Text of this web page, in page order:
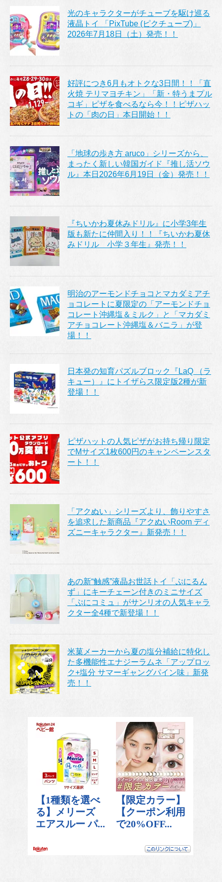
光のキャラクターがチューブを駆け巡る
液晶トイ 「PixTube (ピクチューブ)」
2026年7月18日（土）発売！！
好評につき6月もオトクな3日間！！「直
火焼 テリマヨチキン」「新・特うまプル
コギ」ピザを食べるなら今！！ピザハッ
トの「肉の日」本日開始！！
「地球の歩き方 aruco」シリーズから、
まったく新しい韓国ガイド『推し活ソウ
ル』本日2026年6月19日（金）発売！！
『ちいかわ夏休みドリル』に小学3年生
版も新たに仲間入り！！『ちいかわ夏休
みドリル 小学３年生』発売！！
明治のアーモンドチョコとマカダミアチ
ョコレートに夏限定の「アーモンドチョ
コレート沖縄塩＆ミルク」と「マカダミ
アチョコレート沖縄塩＆バニラ」が登
場！！
日本発の知育パズルブロック『LaQ （ラ
キュー）』にトイザらス限定版2種が新
登場！！
ピザハットの人気ピザがお持ち帰り限定
でMサイズ1枚600円のキャンペーンスタ
ート！！
「アクぬい」シリーズより、飾りやすさ
を追求した新商品『アクぬいRoom ディ
ズニーキャラクター』新発売！！
あの新“触感”液晶お世話トイ「ぷにるん
ず」にキーチェーン付きのミニサイズ
「ぷにコミュ」がサンリオの人気キャラ
クター全4種で新登場！！
米菓メーカーから夏の塩分補給に特化し
た多機能性エナジーラムネ「アップロッ
ク+塩分 サマーギャングパイン味」新発
売！！